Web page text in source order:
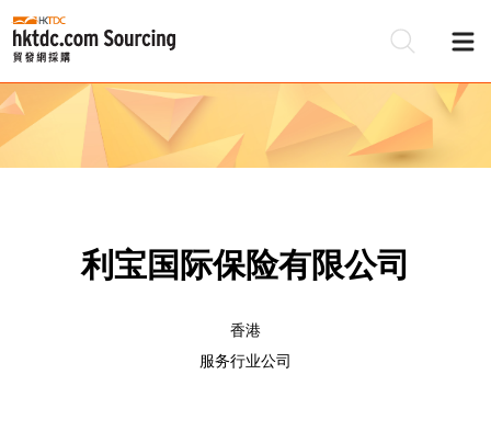
利宝国际保险有限公司
香港
服务行业公司